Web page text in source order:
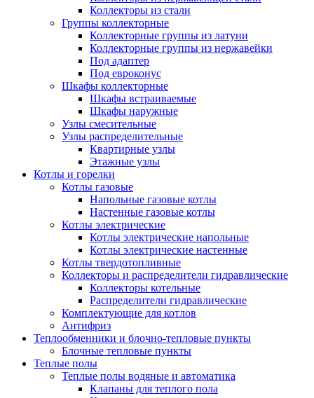
Коллекторы из стали
Группы коллекторные
Коллекторные группы из латуни
Коллекторные группы из нержавейки
Под адаптер
Под евроконус
Шкафы коллекторные
Шкафы встраиваемые
Шкафы наружные
Узлы смесительные
Узлы распределительные
Квартирные узлы
Этажные узлы
Котлы и горелки
Котлы газовые
Напольные газовые котлы
Настенные газовые котлы
Котлы электрические
Котлы электрические напольные
Котлы электрические настенные
Котлы твердотопливные
Коллекторы и распределители гидравлические
Коллекторы котельные
Распределители гидравлические
Комплектующие для котлов
Антифриз
Теплообменники и блочно-тепловые пункты
Блочные тепловые пункты
Теплые полы
Теплые полы водяные и автоматика
Клапаны для теплого пола